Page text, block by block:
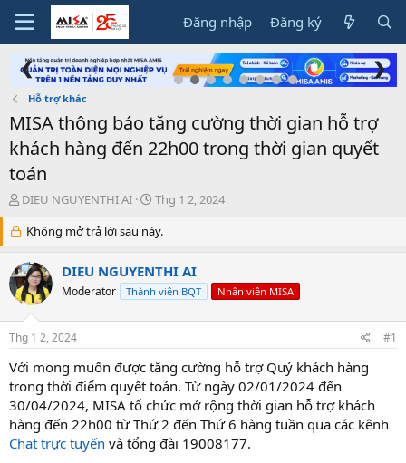
Đăng nhập Đăng ký
❮ ❯
Hỗ trợ khác
MISA thông báo tăng cường thời gian hỗ trợ
khách hàng đến 22h00 trong thời gian quyết
toán
T
r
e
a
d
s
r
t
e
r
DIEU NGUYENTHI AI
N
à
y
g
ử
i
Thg 1 2, 2024
Không mở trả lời sau này.
DIEU NGUYENTHI AI
Moderator Thành viên BQT Nhân viên MISA
Thg 1 2, 2024 #1
Với mong muốn được tăng cường hỗ trợ Quý khách hàng
trong thời điểm quyết toán. Từ ngày 02/01/2024 đến
30/04/2024, MISA tổ chức mở rộng thời gian hỗ trợ khách
hàng đến 22h00 từ Thứ 2 đến Thứ 6 hàng tuần qua các kênh
Chat trực tuyến và tổng đài 19008177.